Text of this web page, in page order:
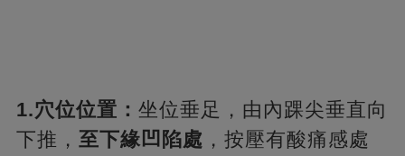
1.穴位位置： 坐位垂足，由內踝尖垂直向
下推， 至下緣凹陷處 ，按壓有酸痛感處